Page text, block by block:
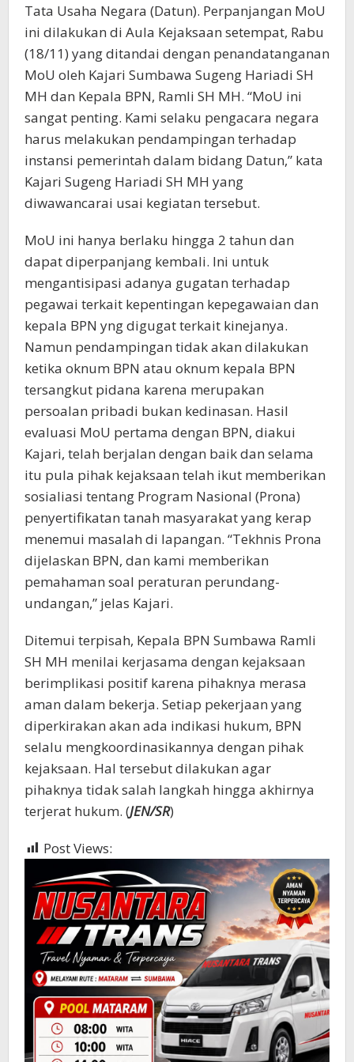
Tata Usaha Negara (Datun). Perpanjangan MoU
ini dilakukan di Aula Kejaksaan setempat, Rabu
(18/11) yang ditandai dengan penandatanganan
MoU oleh Kajari Sumbawa Sugeng Hariadi SH
MH dan Kepala BPN, Ramli SH MH. “MoU ini
sangat penting. Kami selaku pengacara negara
harus melakukan pendampingan terhadap
instansi pemerintah dalam bidang Datun,” kata
Kajari Sugeng Hariadi SH MH yang
diwawancarai usai kegiatan tersebut.
MoU ini hanya berlaku hingga 2 tahun dan
dapat diperpanjang kembali. Ini untuk
mengantisipasi adanya gugatan terhadap
pegawai terkait kepentingan kepegawaian dan
kepala BPN yng digugat terkait kinejanya.
Namun pendampingan tidak akan dilakukan
ketika oknum BPN atau oknum kepala BPN
tersangkut pidana karena merupakan
persoalan pribadi bukan kedinasan. Hasil
evaluasi MoU pertama dengan BPN, diakui
Kajari, telah berjalan dengan baik dan selama
itu pula pihak kejaksaan telah ikut memberikan
sosialiasi tentang Program Nasional (Prona)
penyertifikatan tanah masyarakat yang kerap
menemui masalah di lapangan. “Tekhnis Prona
dijelaskan BPN, dan kami memberikan
pemahaman soal peraturan perundang-
undangan,” jelas Kajari.
Ditemui terpisah, Kepala BPN Sumbawa Ramli
SH MH menilai kerjasama dengan kejaksaan
berimplikasi positif karena pihaknya merasa
aman dalam bekerja. Setiap pekerjaan yang
diperkirakan akan ada indikasi hukum, BPN
selalu mengkoordinasikannya dengan pihak
kejaksaan. Hal tersebut dilakukan agar
pihaknya tidak salah langkah hingga akhirnya
terjerat hukum. (JEN/SR)
Post Views: